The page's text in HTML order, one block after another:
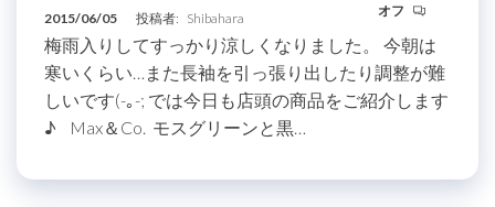
2015/06/05 投稿者: Shibahara オフ
梅雨入りしてすっかり涼しくなりました。 今朝は
寒いくらい…また長袖を引っ張り出したり調整が難
しいです(-｡-; では今日も店頭の商品をご紹介します
♪ Max＆Co. モスグリーンと黒…